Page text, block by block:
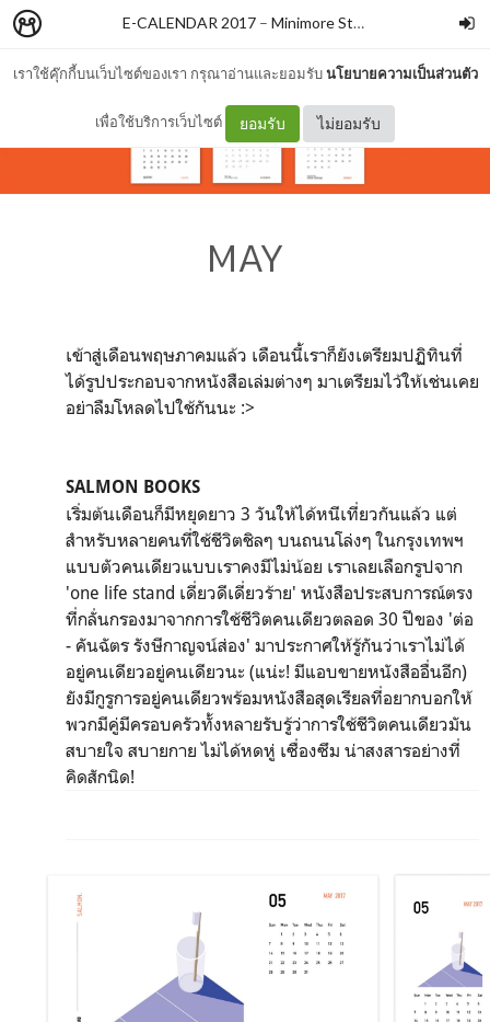
เราใช้คุ๊กกี้บนเว็บไซต์ของเรา กรุณาอ่านและยอมรับนโยบายความเป็นส่วนตัว
เพื่อใช้บริการเว็บไซต์ ยอมรับ ไม่ยอมรับ
E-CALENDAR 2017 – Minimore Store
MAY
เข้าสู่เดือนพฤษภาคมแล้ว เดือนนี้เราก็ยังเตรียมปฏิทินที่
ได้รูปประกอบจากหนังสือเล่มต่างๆ มาเตรียมไว้ให้เช่นเคย
อย่าลืมโหลดไปใช้กันนะ :>
SALMON BOOKS
เริ่มต้นเดือนก็มีหยุดยาว 3 วันให้ได้หนีเที่ยวกันแล้ว แต่
สำหรับหลายคนที่ใช้ชีวิตชิลๆ บนถนนโล่งๆ ในกรุงเทพฯ
แบบตัวคนเดียวแบบเราคงมีไม่น้อย เราเลยเลือกรูปจาก
'one life stand เดี่ยวดีเดี่ยวร้าย' หนังสือประสบการณ์ตรง
ที่กลั่นกรองมาจากการใช้ชีวิตคนเดียวตลอด 30 ปีของ 'ต่อ
- คันฉัตร รังษีกาญจน์ส่อง' มาประกาศให้รู้กันว่าเราไม่ได้
อยู่คนเดียวอยู่คนเดียวนะ (แน่ะ! มีแอบขายหนังสืออื่นอีก)
ยังมีกูรูการอยู่คนเดียวพร้อมหนังสือสุดเรียลที่อยากบอกให้
พวกมีคู่มีครอบครัวทั้งหลายรับรู้ว่าการใช้ชีวิตคนเดียวมัน
สบายใจ สบายกาย ไม่ได้หดหู่ เซื่องซึม น่าสงสารอย่างที่
คิดสักนิด!